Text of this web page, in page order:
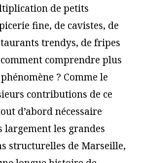
de petits
fine, de cavistes, de
trendys, de fripes
comprendre plus
? Comme le
contributions de ce
d’abord nécessaire
largement les grandes
structurelles de Marseille,